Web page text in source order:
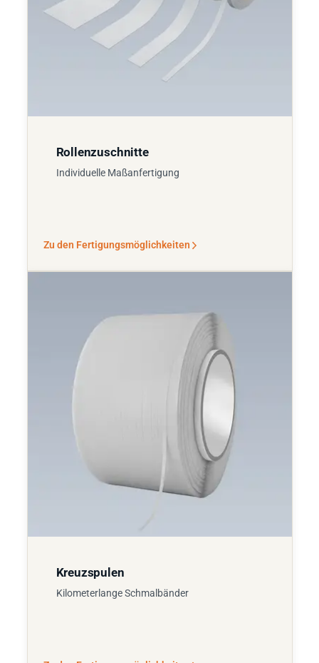
Rollenzuschnitte
Individuelle Maßanfertigung
Zu den Fertigungsmöglichkeiten
Kreuzspulen
Kilometerlange Schmalbänder